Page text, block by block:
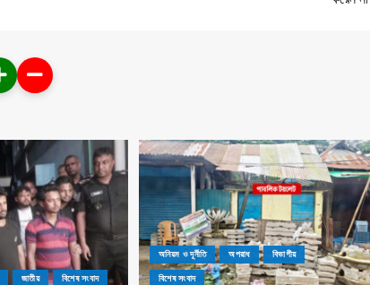
জাতীয় বিশেষ সংবাদ
অনিয়ম ও দূর্নীতি অপরাধ বিভাগীয়
বিশেষ সংবাদ